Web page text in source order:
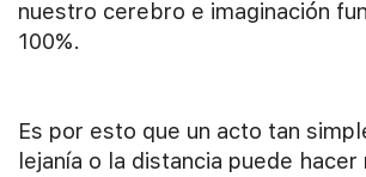
nuestro cerebro e imaginación
100%.
Es por esto que un acto tan
lejanía o la distancia puede